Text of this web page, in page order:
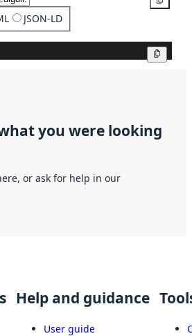
JSON-LD
you were looking
or ask for help in our
Help and guidance
User guide